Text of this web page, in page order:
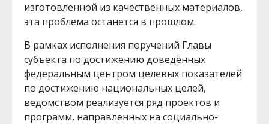
изготовленной из качественных материалов,
эта проблема останется в прошлом.
В рамках исполнения поручений Главы
субъекта по достижению доведённых
федеральным центром целевых показателей
по достижению национальных целей,
ведомством реализуется ряд проектов и
программ, направленных на социально-